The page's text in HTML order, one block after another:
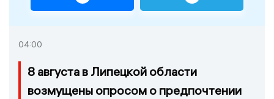
04:00
8 августа в Липецкой области
возмущены опросом о предпочтении